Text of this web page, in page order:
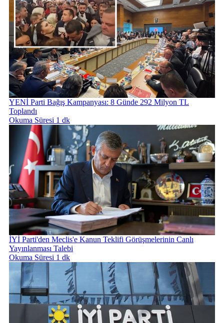
YENİ Parti Bağış Kampanyası: 8 Günde 292 Milyon TL
Toplandı
Okuma Süresi 1 dk
İYİ Parti'den Meclis'e Kanun Teklifi Görüşmelerinin Canlı
Yayınlanması Talebi
Okuma Süresi 1 dk